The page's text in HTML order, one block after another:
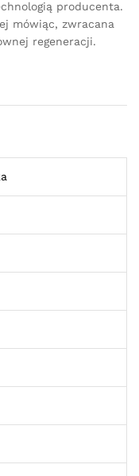
producenta.
mówiąc, zwracana
regeneracji.